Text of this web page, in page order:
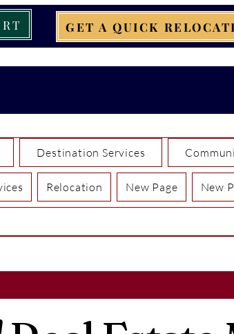
GET A QUICK
Destination Services
Relocation New Page New